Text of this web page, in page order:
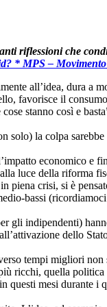
riflessioni che
* MPS –
all’idea, dura a
favorisce il
stanno così e
solo) la colpa
economico e
luce della riforma
piena crisi, si è
bassi
gli indipendenti)
dello
tempi migliori non
ricchi, quella
questi mesi durante i